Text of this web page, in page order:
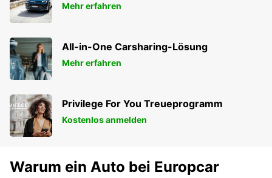
Mehr erfahren
All-in-One Carsharing-Lösung
Mehr erfahren
Privilege For You Treueprogramm
Kostenlos anmelden
Warum ein Auto bei Europcar